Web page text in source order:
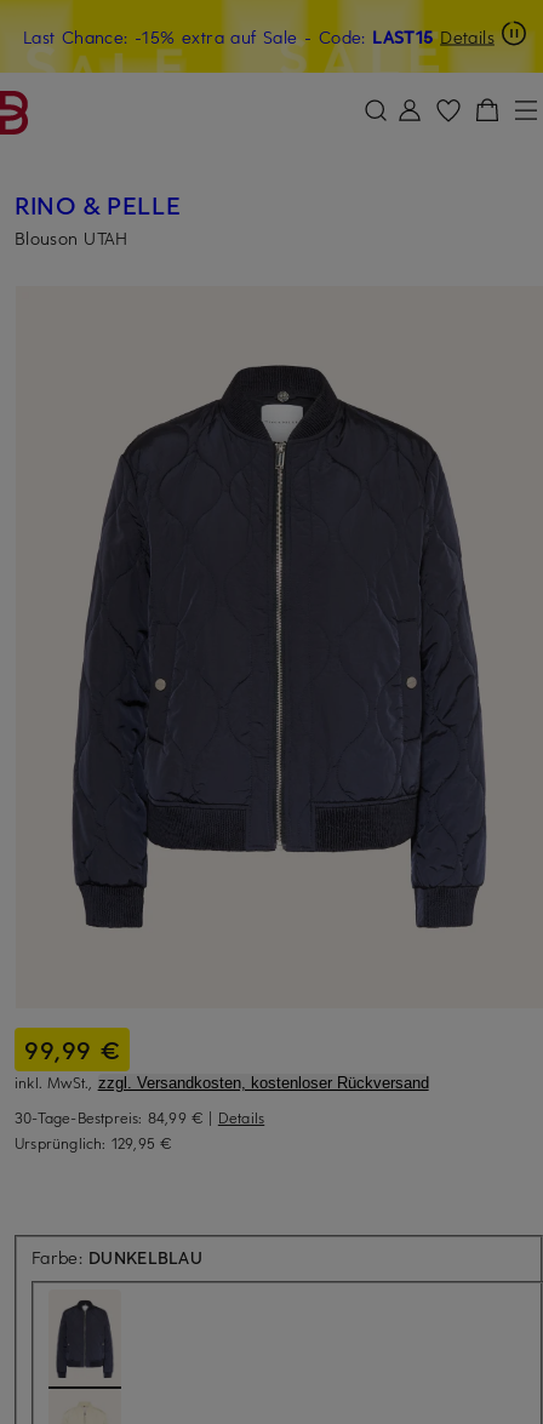
ZUM HAUPTINHALT ÜBERSPRINGEN ZUM SUCHFELD ÜBERSPRINGEN
Last Chance: -15% extra auf Sale- Code: LAST15 Details
15€-Willkommensgutschein mit Beyond sichern
RINO & PELLE
Blouson UTAH
99,99 €
inkl. MwSt., zzgl. Versandkosten, kostenloser Rückversand
30-Tage-Bestpreis: 84,99 € | Details
Ursprünglich: 129,95 €
Farbe: DUNKELBLAU